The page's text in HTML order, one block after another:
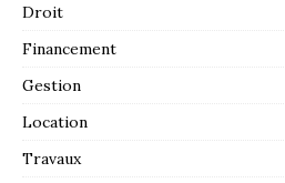
Droit
Financement
Gestion
Location
Travaux